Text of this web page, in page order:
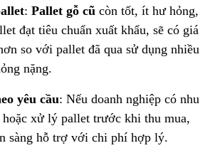
: Pallet gỗ cũ còn tốt, ít hư hỏng,
đạt tiêu chuẩn xuất khẩu, sẽ có giá
so với pallet đã qua sử dụng nhiều
nặng.
yêu cầu: Nếu doanh nghiệp có nhu
hoặc xử lý pallet trước khi thu mua,
sàng hỗ trợ với chi phí hợp lý.